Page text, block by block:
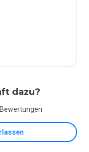
dazu?